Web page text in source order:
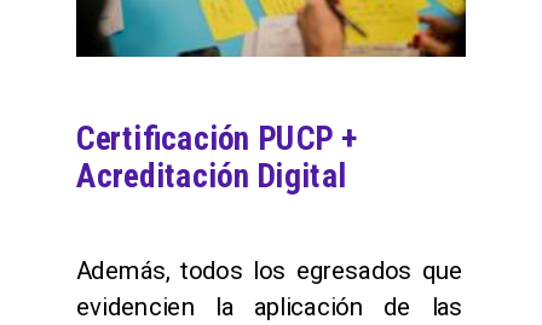
Certificación PUCP +
Acreditación Digital
Además, todos los egresados que
evidencien la aplicación de las